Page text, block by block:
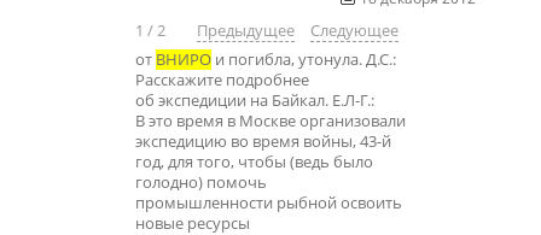
1 /2 Предыдущее
Следующее
от ВНИРО и погибла, утонула. Д.С.:
Расскажите подробнее
об экспедиции на Байкал. Е.Л-Г.:
В это время в Москве организовали
экспедицию во время войны, 43-й
год, для того, чтобы (ведь было
голодно) помочь
промышленности рыбной освоить
новые ресурсы